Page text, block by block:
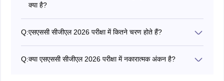
क्या है?
अधिकतम आयु सीमा 32 वर्ष भी है। आयु सीमा जानने के लिए उम्मीदवारों
को आधिकारिक अधिसूचना की जांच करनी होगी।
Q:एसएससी सीजीएल 2026 परीक्षा में कितने चरण होते हैं?
Q:क्या एसएससी सीजीएल 2026 परीक्षा में नकारात्मक अंकन है?